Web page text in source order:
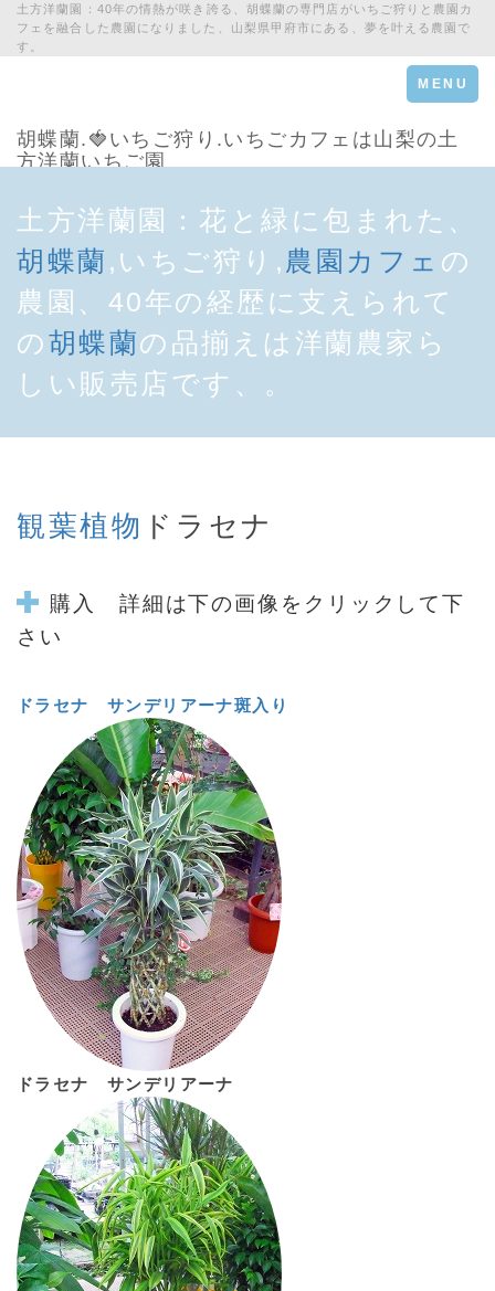
土方洋蘭園：40年の情熱が咲き誇る、胡蝶蘭の専門店がいちご狩りと農園カ
フェを融合した農園になりました、山梨県甲府市にある、夢を叶える農園で
す。
Toggle
navigation
MENU
胡蝶蘭.🍓いちご狩り.いちごカフェは山梨の土
方洋蘭いちご園
土方洋蘭園：花と緑に包まれた、
胡蝶蘭 ,いちご狩り, 農園カフェ の
農園、40年の経歴に支えられて
の胡蝶蘭の品揃えは洋蘭農家ら
しい販売店です、。
観葉植物 ドラセナ
購入 詳細は下の画像をクリックして下
さい
ドラセナ サンデリアーナ斑入り
ドラセナ サンデリアーナ